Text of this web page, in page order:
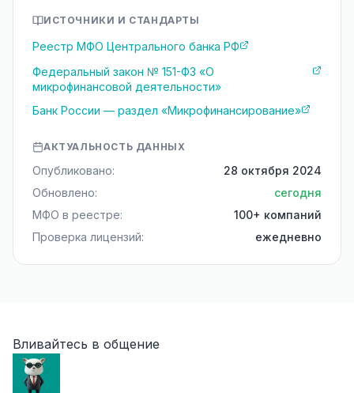
ИСТОЧНИКИ И СТАНДАРТЫ
Реестр МФО Центрального банка РФ
Федеральный закон № 151-ФЗ «О
микрофинансовой деятельности»
Банк России — раздел «Микрофинансирование»
АКТУАЛЬНОСТЬ ДАННЫХ
Опубликовано:
28 октября 2024
Обновлено:
сегодня
МФО в реестре:
100+ компаний
Проверка лицензий:
ежедневно
Вливайтесь в общение